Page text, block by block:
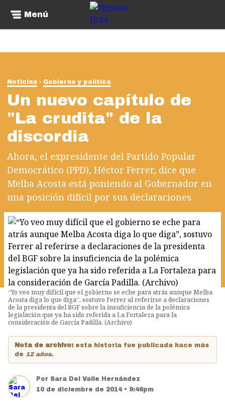
Menú
Noticias Gobierno y política
Un nuevo capítulo de
"La crudita" de la
discordia
Ahora, el expresidente del Partido Popular
Democrático (PPD), Héctor Ferrer, dice que
Melba Acosta está poniendo al Gobernador en
una posición difícil por sus declaraciones.
“Yo veo muy difícil que el gobierno se eche para atrás aunque Melba
Acosta diga lo que diga”, sostuvo Ferrer al referirse a declaraciones
de la presidenta del BGF sobre la insuficiencia de la polémica
legislación que ya ha sido referida a La Fortaleza para la
consideración de García Padilla. (Archivo)
Nota de archivo: esta historia fue publicada hace más
de 12 años.
Por Sara Del Valle Hernández
10 de diciembre de 2014 • 9:46pm